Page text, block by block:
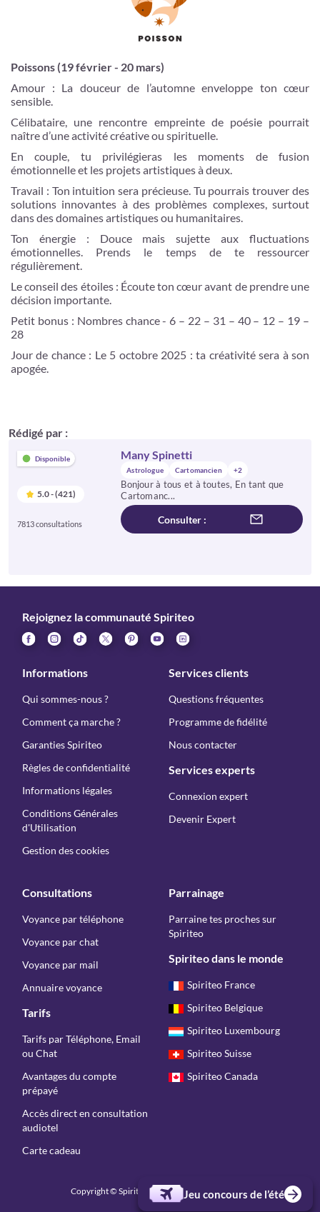
Poissons (19 février - 20 mars)
Amour : La douceur de l’automne enveloppe ton cœur
sensible.
Célibataire, une rencontre empreinte de poésie pourrait
naître d’une activité créative ou spirituelle.
En couple, tu privilégieras les moments de fusion
émotionnelle et les projets artistiques à deux.
Travail : Ton intuition sera précieuse. Tu pourrais trouver des
solutions innovantes à des problèmes complexes, surtout
dans des domaines artistiques ou humanitaires.
Ton énergie : Douce mais sujette aux fluctuations
émotionnelles. Prends le temps de te ressourcer
régulièrement.
Le conseil des étoiles : Écoute ton cœur avant de prendre une
décision importante.
Petit bonus : Nombres chance - 6 – 22 – 31 – 40 – 12 – 19 –
28
Jour de chance : Le 5 octobre 2025 : ta créativité sera à son
apogée.
Rédigé par :
Disponible
5.0 - (421)
7813 consultations
Many Spinetti
Astrologue Cartomancien +2
Bonjour à tous et à toutes, En tant que
Cartomanc...
Consulter :
Jeu concours de l’été
Rejoignez la communauté Spiriteo
Informations
Qui sommes-nous ?
Comment ça marche ?
Garanties Spiriteo
Règles de confidentialité
Informations légales
Conditions Générales
d'Utilisation
Gestion des cookies
Services clients
Questions fréquentes
Programme de fidélité
Nous contacter
Services experts
Connexion expert
Devenir Expert
Consultations
Voyance par téléphone
Voyance par chat
Voyance par mail
Annuaire voyance
Tarifs
Tarifs par Téléphone, Email
ou Chat
Avantages du compte
prépayé
Accès direct en consultation
audiotel
Carte cadeau
Parrainage
Parraine tes proches sur
Spiriteo
Spiriteo dans le monde
Spiriteo France
Spiriteo Belgique
Spiriteo Luxembourg
Spiriteo Suisse
Spiriteo Canada
Copyright © Spiriteo 2026 - Tous droits réservés